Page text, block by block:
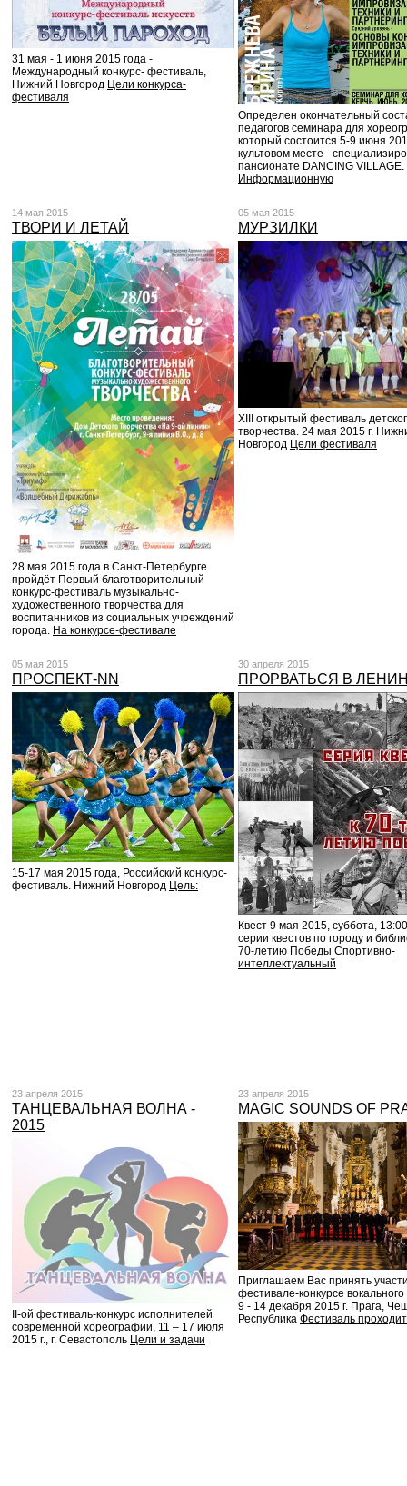
31 мая - 1 июня 2015 года -
Международный конкурс- фестиваль,
Нижний Новгород Цели конкурса-
фестиваля
Определен окончательный
педагогов семинара для
который состоится 5-9 июня
культовом месте -
пансионате DANCING VILLAGE.
Информационную
14 мая 2015
ТВОРИ И ЛЕТАЙ
28 мая 2015 года в Санкт-Петербурге
пройдёт Первый благотворительный
конкурс-фестиваль музыкально-
художественного творчества для
воспитанников из социальных учреждений
города. На конкурсе-фестивале
05 мая 2015
МУРЗИЛКИ
XIII открытый фестиваль
творчества. 24 мая 2015 г.
Новгород Цели фестиваля
05 мая 2015
ПРОСПЕКТ-NN
15-17 мая 2015 года, Российский конкурс-
фестиваль. Нижний Новгород Цель:
30 апреля 2015
ПРОРВАТЬСЯ В
Квест 9 мая 2015, суббота,
серии квестов по городу и
70-летию Победы Спортивно-
интеллектуальный
23 апреля 2015
ТАНЦЕВАЛЬНАЯ ВОЛНА -
2015
II-ой фестиваль-конкурс исполнителей
современной хореографии, 11 – 17 июля
2015 г., г. Севастополь Цели и задачи
23 апреля 2015
MAGIC SOUNDS OF
Приглaшaем Вaс принять
фестивале-конкурсе вокального
9 - 14 декабря 2015 г. Прага,
Республика Фестиваль проходит